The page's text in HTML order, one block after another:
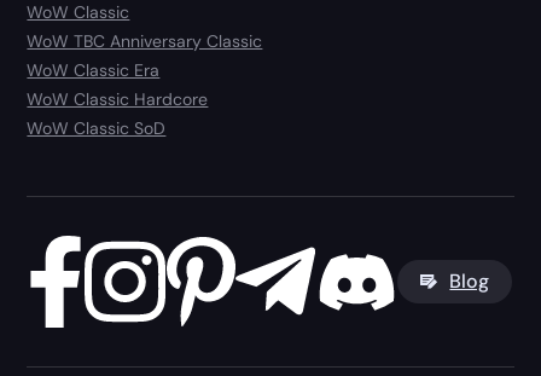
WoW Classic
WoW TBC Anniversary Classic
WoW Classic Era
WoW Classic Hardcore
WoW Classic SoD
Blog